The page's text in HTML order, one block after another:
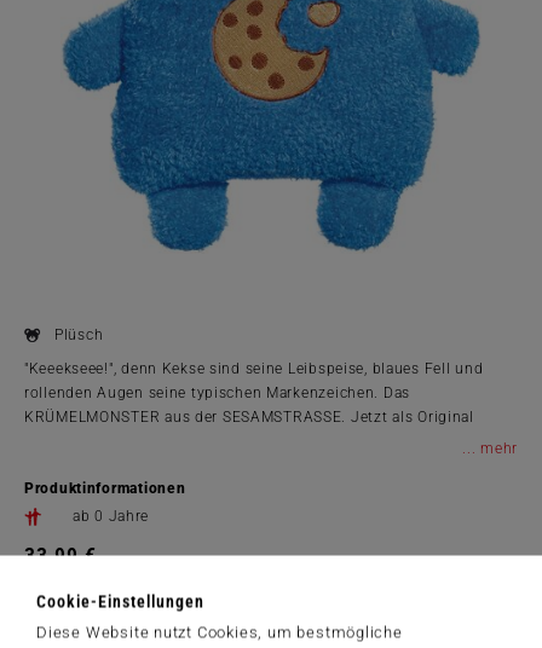
Cookie-Einstellungen
Diese Website nutzt Cookies, um bestmögliche
Plüsch
"Keeekseee!", denn Kekse sind seine Leibspeise, blaues Fell und
rollenden Augen seine typischen Markenzeichen. Das
KRÜMELMONSTER aus der SESAMSTRASSE. Jetzt als Original
SORGENFRESSER-Figur aus weichem Plüsch zum Knuddeln und
...
Produktinformationen
ab 0 Jahre
33,99 €